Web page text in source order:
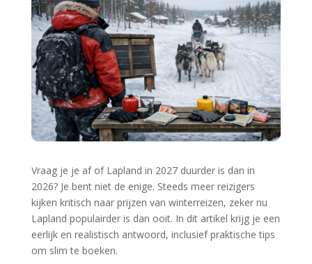
Vraag je je af of Lapland in 2027 duurder is dan in
2026? Je bent niet de enige. Steeds meer reizigers
kijken kritisch naar prijzen van winterreizen, zeker nu
Lapland populairder is dan ooit. In dit artikel krijg je een
eerlijk en realistisch antwoord, inclusief praktische tips
om slim te boeken.